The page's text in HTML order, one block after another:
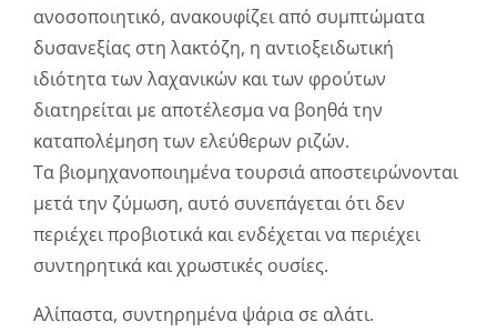
ανοσοποιητικό, ανακουφίζει από συμπτώματα
δυσανεξίας στη λακτόζη, η αντιοξειδωτική
ιδιότητα των λαχανικών και των φρούτων
διατηρείται με αποτέλεσμα να βοηθά την
καταπολέμηση των ελεύθερων ριζών.
Τα βιομηχανοποιημένα τουρσιά αποστειρώνονται
μετά την ζύμωση, αυτό συνεπάγεται ότι δεν
περιέχει προβιοτικά και ενδέχεται να περιέχει
συντηρητικά και χρωστικές ουσίες.
Αλίπαστα, συντηρημένα ψάρια σε αλάτι.